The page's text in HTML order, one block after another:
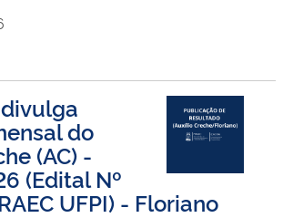
do
(AC) -
(Edital Nº
UFPI) - Floriano